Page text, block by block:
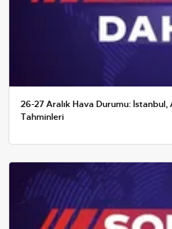
26-27 Aralık Hava Durumu:
Tahminleri